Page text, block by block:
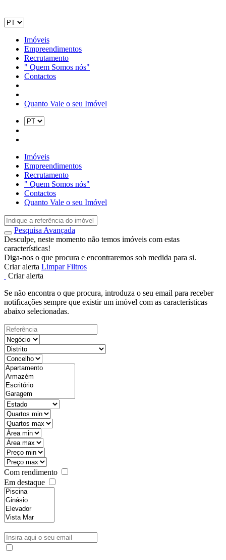
Imóveis
Empreendimentos
Recrutamento
" Quem Somos nós"
Contactos
Quanto Vale o seu Imóvel
Imóveis
Empreendimentos
Recrutamento
" Quem Somos nós"
Contactos
Quanto Vale o seu Imóvel
Pesquisa Avançada
Desculpe, neste momento não temos imóveis com estas
características!
Diga-nos o que procura e encontraremos sob medida para si.
Criar alerta Limpar Filtros
Criar alerta
Se não encontra o que procura, introduza o seu email para receber
notificações sempre que existir um imóvel com as características
abaixo selecionadas.
Com rendimento
Em destaque